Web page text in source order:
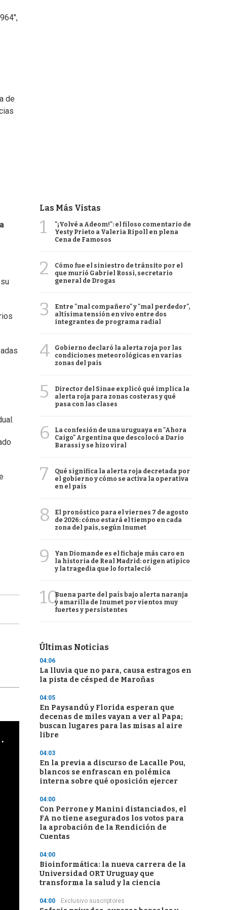
de
"Subrayado"
Las Más Vistas
1
"¡Volvé a Adeom!": el filoso comentario de
Yesty Prieto a Valeria Ripoll en plena
Cena de Famosos
2
Cómo fue el siniestro de tránsito por el
que murió Gabriel Rossi, secretario
general de Drogas
3
Entre "mal compañero" y "mal perdedor",
altísima tensión en vivo entre dos
integrantes de programa radial
4
Gobierno declaró la alerta roja por las
condiciones meteorológicas en varias
zonas del país
5
Director del Sinae explicó qué implica la
alerta roja para zonas costeras y qué
pasa con las clases
6
La confesión de una uruguaya en "Ahora
Caigo" Argentina que descolocó a Darío
Barassi y se hizo viral
7
Qué significa la alerta roja decretada por
el gobierno y cómo se activa la operativa
en el país
8
El pronóstico para el viernes 7 de agosto
de 2026: cómo estará el tiempo en cada
zona del país, según Inumet
9
Yan Diomande es el fichaje más caro en
la historia de Real Madrid: origen atípico
y la tragedia que lo fortaleció
10Buena parte del país bajo alerta naranja
y amarilla de Inumet por vientos muy
fuertes y persistentes
Últimas Noticias
04:06
La lluvia que no para, causa estragos en
la pista de césped de Maroñas
04:05
En Paysandú y Florida esperan que
decenas de miles vayan a ver al Papa;
buscan lugares para las misas al aire
libre
04:03
En la previa a discurso de Lacalle Pou,
blancos se enfrascan en polémica
interna sobre qué oposición ejercer
04:00
Con Perrone y Manini distanciados, el
FA no tiene asegurados los votos para
la aprobación de la Rendición de
Cuentas
04:00
Bioinformática: la nueva carrera de la
Universidad ORT Uruguay que
transforma la salud y la ciencia
04:00 Exclusivo suscriptores